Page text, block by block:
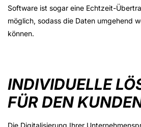
Software ist sogar eine Echtzeit-
möglich, sodass die Daten umgehend
können.
INDIVIDUELLE
FÜR DEN